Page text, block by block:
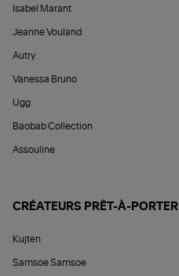
Isabel Marant
Jeanne Vouland
Autry
Vanessa Bruno
Ugg
Baobab Collection
Assouline
CRÉATEURS PRÊT-À-PORTER
Kujten
Samsoe Samsoe